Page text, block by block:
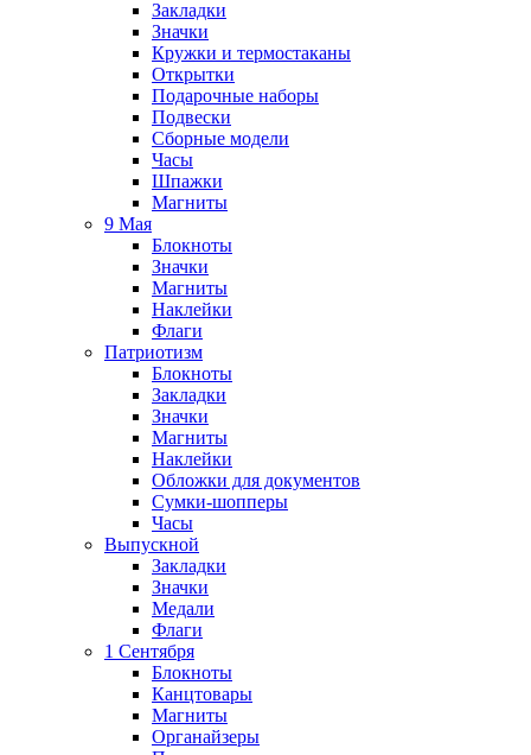
Закладки
Значки
Кружки и термостаканы
Открытки
Подарочные наборы
Подвески
Сборные модели
Часы
Шпажки
Магниты
9 Мая
Блокноты
Значки
Магниты
Наклейки
Флаги
Патриотизм
Блокноты
Закладки
Значки
Магниты
Наклейки
Обложки для документов
Сумки-шопперы
Часы
Выпускной
Закладки
Значки
Медали
Флаги
1 Сентября
Блокноты
Канцтовары
Магниты
Органайзеры